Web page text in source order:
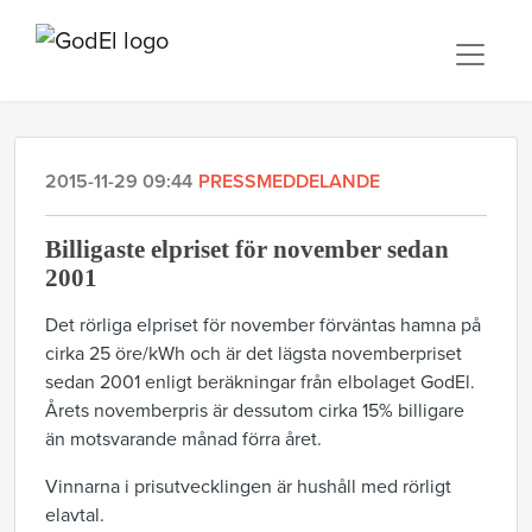
2015-11-29 09:44 PRESSMEDDELANDE
Billigaste elpriset för november sedan
2001
Det rörliga elpriset för november förväntas hamna på
cirka 25 öre/kWh och är det lägsta novemberpriset
sedan 2001 enligt beräkningar från elbolaget GodEl.
Årets novemberpris är dessutom cirka 15% billigare
än motsvarande månad förra året.
Vinnarna i prisutvecklingen är hushåll med rörligt
elavtal.